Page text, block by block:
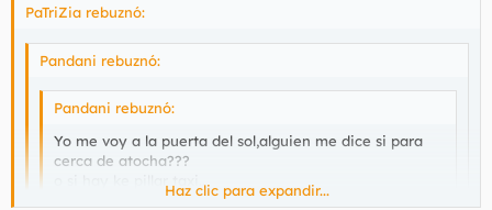
PaTriZia rebuznó:
Pandani rebuznó:
Pandani rebuznó:
Yo me voy a la puerta del sol,alguien me dice si para
cerca de atocha???
lo ke sea,gracias...Haz clic para expandir...
Haz clic para expandir...